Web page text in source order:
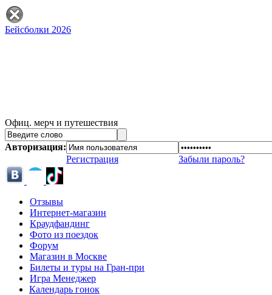
Бейсболки 2026
Офиц. мерч и путешествия
Авторизация:
Регистрация
Забыли пароль?
Отзывы
Интернет-магазин
Краудфандинг
Фото из поездок
Форум
Магазин в Москве
Билеты и туры на Гран-при
Игра Менеджер
Календарь гонок